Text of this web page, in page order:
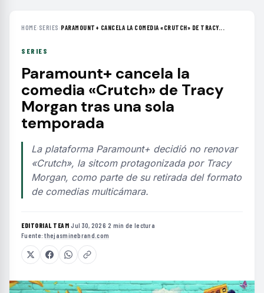
HOME› SERIES ›PARAMOUNT+ CANCELA LA COMEDIA «CRUTCH» DE TRACY...
SERIES
Paramount+ cancela la
comedia «Crutch» de Tracy
Morgan tras una sola
temporada
La plataforma Paramount+ decidió no renovar
«Crutch», la sitcom protagonizada por Tracy
Morgan, como parte de su retirada del formato
de comedias multicámara.
EDITORIAL TEAM·Jul 30, 2026·2 min de lectura·
Fuente:thejasminebrand.com